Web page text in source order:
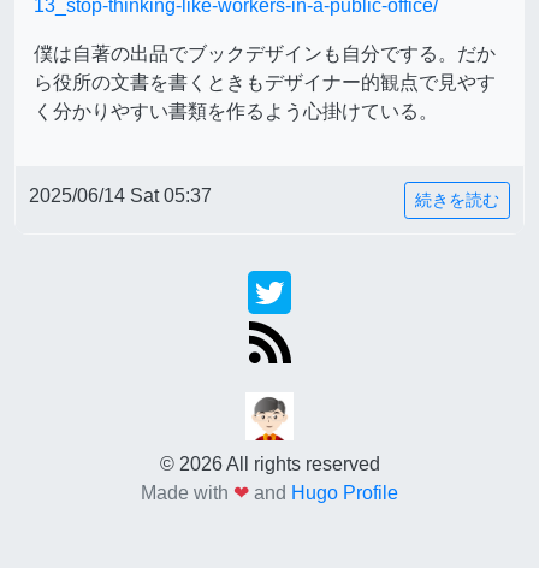
13_stop-thinking-like-workers-in-a-public-office/
僕は自著の出品でブックデザインも自分でする。だか
ら役所の文書を書くときもデザイナー的観点で見やす
く分かりやすい書類を作るよう心掛けている。
2025/06/14 Sat 05:37 続きを読む
© 2026 All rights reserved
Made with ❤ and Hugo Profile